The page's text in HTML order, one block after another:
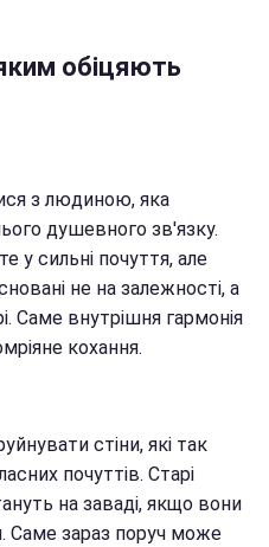
обіцяють
з людиною, яка
душевного зв'язку.
у сильні почуття, але
не на залежності, а
Саме внутрішня гармонія
кохання.
стіни, які так
почуттів. Старі
на заваді, якщо вони
Саме зараз поруч може